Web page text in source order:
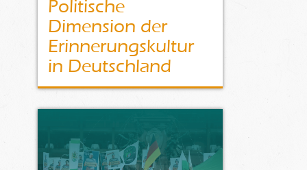
Politische
Dimension der
Erinnerungskultur
in Deutschland